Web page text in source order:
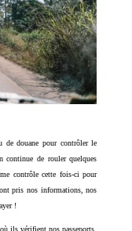
de douane pour contrôler le
continue de rouler quelques
contrôle cette fois-ci pour
pris nos informations, nos
!
ils vérifient nos passeports.